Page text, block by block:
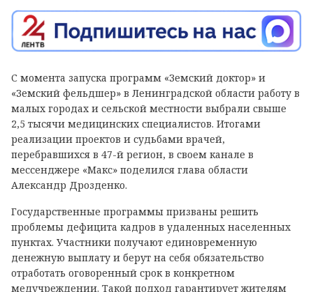
С момента запуска программ «Земский доктор» и
«Земский фельдшер» в Ленинградской области работу в
малых городах и сельской местности выбрали свыше
2,5 тысячи медицинских специалистов. Итогами
реализации проектов и судьбами врачей,
перебравшихся в 47-й регион, в своем канале в
мессенджере «Макс» поделился глава области
Александр Дрозденко.
Государственные программы призваны решить
проблемы дефицита кадров в удаленных населенных
пунктах. Участники получают единовременную
денежную выплату и берут на себя обязательство
отработать оговоренный срок в конкретном
медучреждении. Такой подход гарантирует жителям